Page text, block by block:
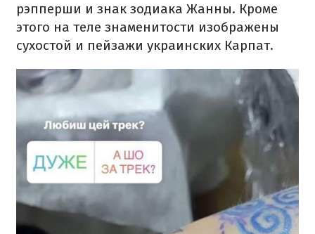
рэпперши и знак зодиака Жанны. Кроме
этого на теле знаменитости изображены
сухостой и пейзажи украинских Карпат.